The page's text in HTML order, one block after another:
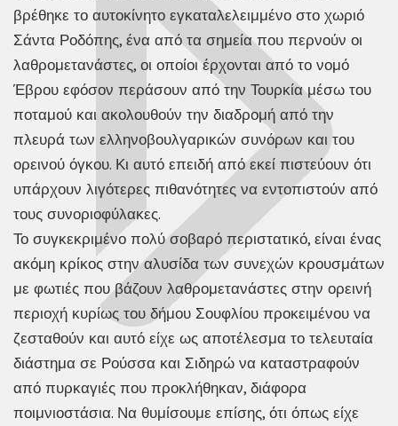
βρέθηκε το αυτοκίνητο εγκαταλελειμμένο στο χωριό
Σάντα Ροδόπης, ένα από τα σημεία που περνούν οι
λαθρομετανάστες, οι οποίοι έρχονται από το νομό
Έβρου εφόσον περάσουν από την Τουρκία μέσω του
ποταμού και ακολουθούν την διαδρομή από την
πλευρά των ελληνοβουλγαρικών συνόρων και του
ορεινού όγκου. Κι αυτό επειδή από εκεί πιστεύουν ότι
υπάρχουν λιγότερες πιθανότητες να εντοπιστούν από
τους συνοριοφύλακες.
Το συγκεκριμένο πολύ σοβαρό περιστατικό, είναι ένας
ακόμη κρίκος στην αλυσίδα των συνεχών κρουσμάτων
με φωτιές που βάζουν λαθρομετανάστες στην ορεινή
περιοχή κυρίως του δήμου Σουφλίου προκειμένου να
ζεσταθούν και αυτό είχε ως αποτέλεσμα το τελευταία
διάστημα σε Ρούσσα και Σιδηρώ να καταστραφούν
από πυρκαγιές που προκλήθηκαν, διάφορα
ποιμνιοστάσια. Να θυμίσουμε επίσης, ότι όπως είχε